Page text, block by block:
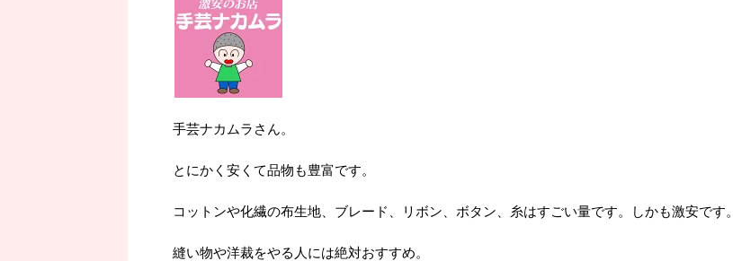
手芸ナカムラさん。
とにかく安くて品物も豊富です。
コットンや化繊の布生地、ブレード、リボン、ボタン、糸はすごい量です。しかも激安です。
縫い物や洋裁をやる人には絶対おすすめ。